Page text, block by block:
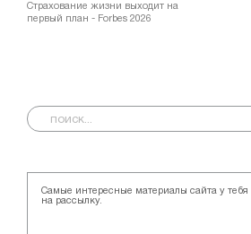
Страхование жизни выходит на
первый план - Forbes 2026
Самые интересные материалы сайта у
на рассылку.